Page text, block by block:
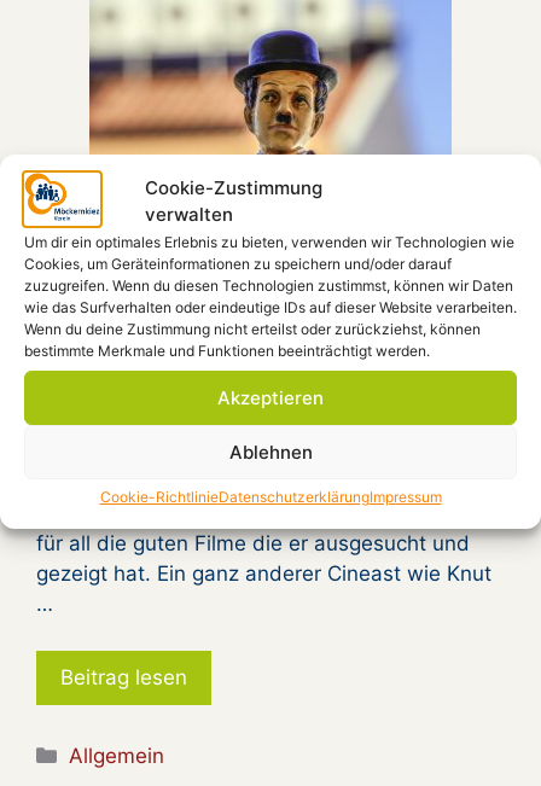
Cookie-Zustimmung
verwalten
Um dir ein optimales Erlebnis zu bieten, verwenden wir Technologien wie
Cookies, um Geräteinformationen zu speichern und/oder darauf
zuzugreifen. Wenn du diesen Technologien zustimmst, können wir Daten
wie das Surfverhalten oder eindeutige IDs auf dieser Website verarbeiten.
Wenn du deine Zustimmung nicht erteilst oder zurückziehst, können
bestimmte Merkmale und Funktionen beeinträchtigt werden.
Akzeptieren
Ablehnen
Cookie-RichtlinieDatenschutzerklärungImpressum
Das Möckernkiez-Kino droht zu verwaisen!
Nach mehr als 150 gezeigten Filmen macht
Dieter eine Pause vom Kino. Unser Kino-
Kapitän verläßt das Kino-Schiff des
zurück. Wir können ihm gar nicht genug danken
für all die guten Filme die er ausgesucht und
gezeigt hat. Ein ganz anderer Cineast wie Knut
…
Beitrag lesen
Kategorien
Allgemein